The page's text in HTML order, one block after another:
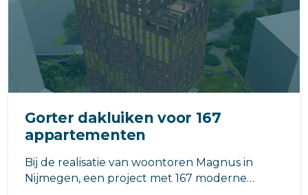
Gorter dakluiken voor 167
appartementen
Bij de realisatie van woontoren Magnus in
Nijmegen, een project met 167 moderne